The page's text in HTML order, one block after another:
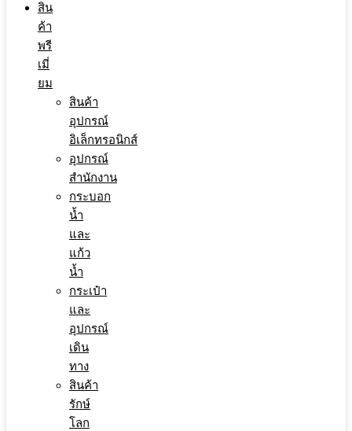
สิน
ค้า
พรี
เมี่
ยม
สินค้า
อุปกรณ์
อิเล็กทรอนิกส์
อุปกรณ์
สำนักงาน
กระบอก
น้ำ
และ
แก้ว
น้ำ
กระเป๋า
และ
อุปกรณ์
เดิน
ทาง
สินค้า
รักษ์
โลก